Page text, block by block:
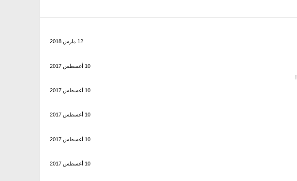
12 مارس 2018
10 أغسطس 2017
10 أغسطس 2017
10 أغسطس 2017
10 أغسطس 2017
10 أغسطس 2017